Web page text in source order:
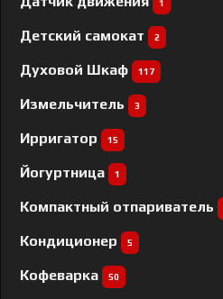
1
Детский самокат 2
Духовой Шкаф 117
Измельчитель 3
Ирригатор 15
Йогуртница 1
Компактный отпариватель
Кондиционер 5
Кофеварка 50